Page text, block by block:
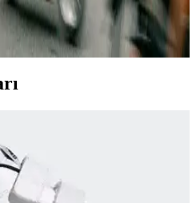
ve dayanıklılığıyla soğuk havalarda
ve modelleriyle, stilinizi